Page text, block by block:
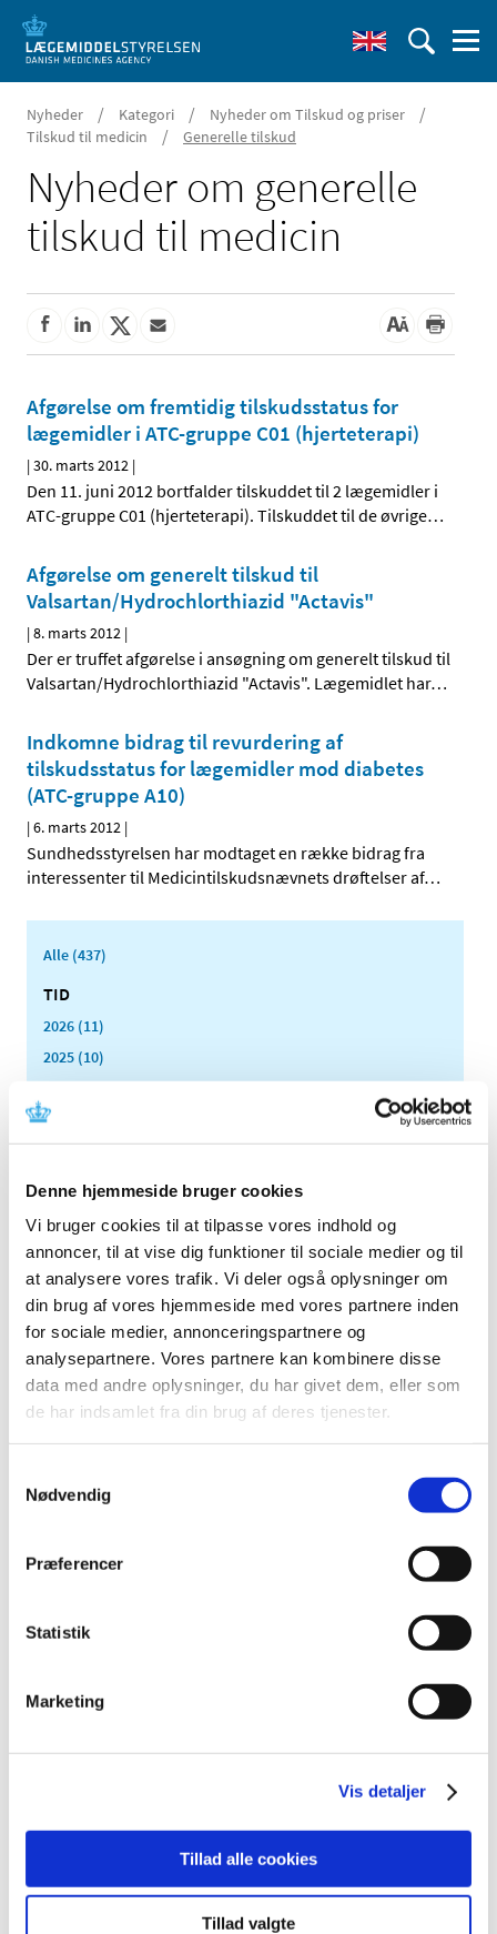
Denne hjemmeside bruger cookies
Vi bruger cookies til at tilpasse vores indhold og
annoncer, til at vise dig funktioner til sociale medier og til
at analysere vores trafik. Vi deler også oplysninger om
din brug af vores hjemmeside med vores partnere inden
for sociale medier, annonceringspartnere og
analysepartnere. Vores partnere kan kombinere disse
data med andre oplysninger, du har givet dem, eller som
de har indsamlet fra din brug af deres tjenester.
Nødvendig
Præferencer
Statistik
Marketing
Vis detaljer
Tillad alle cookies
Tillad valgte
Nyheder / Kategori / Nyheder om Tilskud og priser /
Tilskud til medicin / Generelle tilskud
Nyheder om generelle
tilskud til medicin
Afgørelse om fremtidig tilskudsstatus for
lægemidler i ATC-gruppe C01 (hjerteterapi)
|30. marts 2012 |
Den 11. juni 2012 bortfalder tilskuddet til 2 lægemidler i
ATC-gruppe C01 (hjerteterapi). Tilskuddet til de øvrige…
Afgørelse om generelt tilskud til
Valsartan/Hydrochlorthiazid "Actavis"
|8. marts 2012 |
Der er truffet afgørelse i ansøgning om generelt tilskud til
Valsartan/Hydrochlorthiazid "Actavis". Lægemidlet har…
Indkomne bidrag til revurdering af
tilskudsstatus for lægemidler mod diabetes
(ATC-gruppe A10)
|6. marts 2012 |
Sundhedsstyrelsen har modtaget en række bidrag fra
interessenter til Medicintilskudsnævnets drøftelser af…
Alle (437)
TID
2026 (11)
2025 (10)
2024 (7)
2023 (8)
2022 (4)
2021 (24)
2018 (40)
2017 (31)
2016 (42)
2015 (30)
december (1)
september (7)
juli (4)
maj (1)
marts (3)
2009 (13)